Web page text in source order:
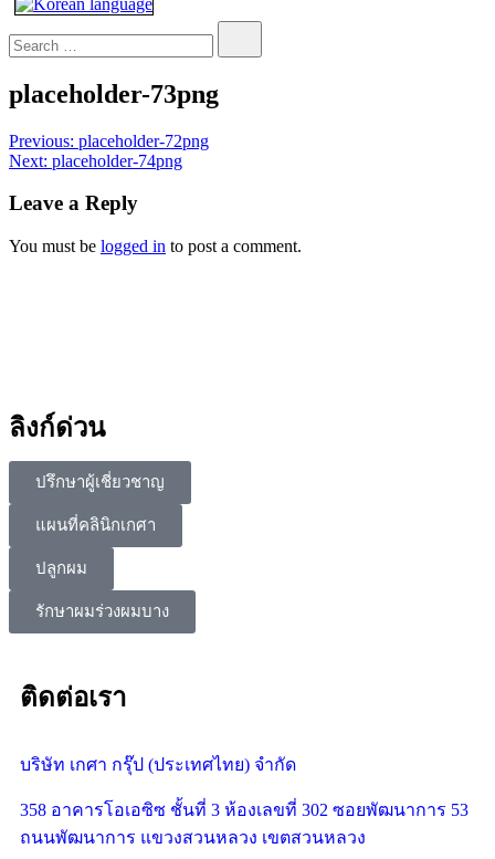
placeholder-73png
Previous: placeholder-72png
Next: placeholder-74png
Leave a Reply
You must be logged in to post a comment.
ลิงก์ด่วน
ปรึกษาผู้เชี่ยวชาญ
แผนที่คลินิกเกศา
ปลูกผม
รักษาผมร่วงผมบาง
ติดต่อเรา
บริษัท เกศา กรุ๊ป (ประเทศไทย) จำกัด
358 อาคารโอเอซิซ ชั้นที่ 3 ห้องเลขที่ 302 ซอยพัฒนาการ 53
ถนนพัฒนาการ แขวงสวนหลวง เขตสวนหลวง